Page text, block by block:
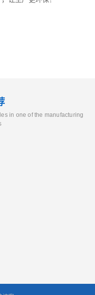
in one of the manufacturing